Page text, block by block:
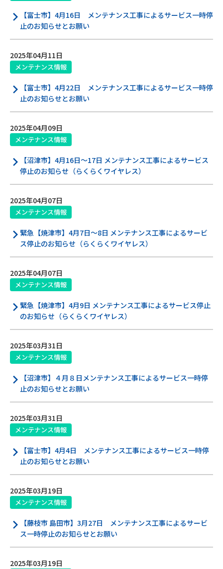
パンフレット・チラシ
会社案内
お知らせ
ウェブサイトのご利用について
放送基準
安全・安心ガイド
放送番組審議会議事録
情報セキュリティ基本方針
ご利用約款・重要事項説明書
プライバシーポリシー
広告掲載のご案内
【富士市】4月16日 メンテナンス工事によるサービス一時停
止のお知らせとお願い
2025年04月11日
メンテナンス情報
【富士市】4月22日 メンテナンス工事によるサービス一時停
止のお知らせとお願い
2025年04月09日
メンテナンス情報
【沼津市】4月16日～17日 メンテナンス工事によるサービス
停止のお知らせ（らくらくワイヤレス）
2025年04月07日
メンテナンス情報
緊急【焼津市】4月7日～8日 メンテナンス工事によるサービ
ス停止のお知らせ（らくらくワイヤレス）
2025年04月07日
メンテナンス情報
緊急【焼津市】4月9日 メンテナンス工事によるサービス停止
のお知らせ（らくらくワイヤレス）
2025年03月31日
メンテナンス情報
【沼津市】４月８日メンテナンス工事によるサービス一時停
止のお知らせとお願い
2025年03月31日
メンテナンス情報
【富士市】4月4日 メンテナンス工事によるサービス一時停
止のお知らせとお願い
2025年03月19日
メンテナンス情報
【藤枝市 島田市】3月27日 メンテナンス工事によるサービ
ス一時停止のお知らせとお願い
2025年03月19日